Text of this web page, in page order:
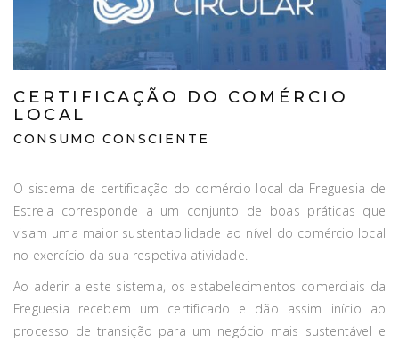
CERTIFICAÇÃO DO COMÉRCIO
LOCAL
CONSUMO CONSCIENTE
O sistema de certificação do comércio local da Freguesia de
Estrela corresponde a um conjunto de boas práticas que
visam uma maior sustentabilidade ao nível do comércio local
no exercício da sua respetiva atividade.
Ao aderir a este sistema, os estabelecimentos comerciais da
Freguesia recebem um certificado e dão assim início ao
processo detransição para um negócio mais sustentável e